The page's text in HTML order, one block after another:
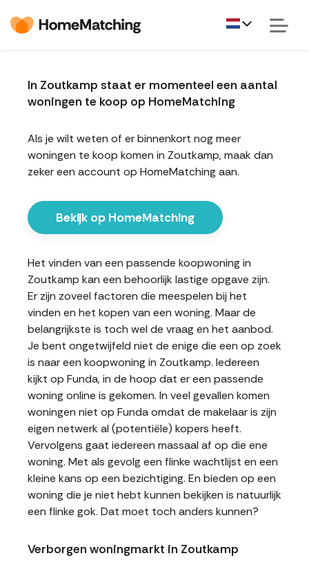
In Zoutkamp staat er momenteel een aantal
woningen te koop op HomeMatching
Als je wilt weten of er binnenkort nog meer
woningen te koop komen in Zoutkamp, maak dan
zeker een account op HomeMatching aan.
Bekijk op HomeMatching
Het vinden van een passende koopwoning in
Zoutkamp kan een behoorlijk lastige opgave zijn.
Er zijn zoveel factoren die meespelen bij het
vinden en het kopen van een woning. Maar de
belangrijkste is toch wel de vraag en het aanbod.
Je bent ongetwijfeld niet de enige die een op zoek
is naar een koopwoning in Zoutkamp. Iedereen
kijkt op Funda, in de hoop dat er een passende
woning online is gekomen. In veel gevallen komen
woningen niet op Funda omdat de makelaar is zijn
eigen netwerk al (potentiële) kopers heeft.
Vervolgens gaat iedereen massaal af op die ene
woning. Met als gevolg een flinke wachtlijst en een
kleine kans op een bezichtiging. En bieden op een
woning die je niet hebt kunnen bekijken is natuurlijk
een flinke gok. Dat moet toch anders kunnen?
Verborgen woningmarkt in Zoutkamp